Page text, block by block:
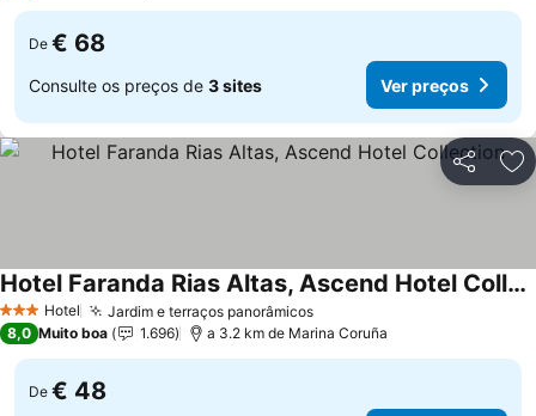
De € 68
Consulte os preços de 3 sites Ver preços
Partilhar
3 EstrelasHotel Jardim e terraços panorâmicos
Hotel Faranda Rias Altas, Ascend Hotel Collection
8,0 Muito boa 1.696 a 3.2 km de Marina Coruña
De € 48